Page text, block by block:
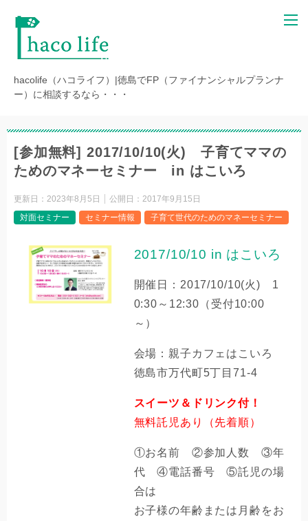
hacolife（ハコライフ）|徳島でFP（ファイナンシャルプランナ
ー）に相談するなら・・・
[参加無料] 2017/10/10(火) 子育てママの
ためのマネーセミナー in はこいろ
更新日： 2023年8月5日 公開日： 2017年9月15日
対面セミナー
セミナー情報 子育て世代のためのマネーセミナー
2017/10/10 in はこいろ
開催日：2017/10/10(火) 1
0:30～12:30（受付10:00
～）
​会場：親子カフェはこいろ
徳島市万代町5丁目71-4​
スイーツ＆ドリンク付！
無料託児あり（先着順）
①お名前 ②参加人数 ③年
代 ④電話番号 ⑤託児の場
合は
お子様の年齢または月齢をお